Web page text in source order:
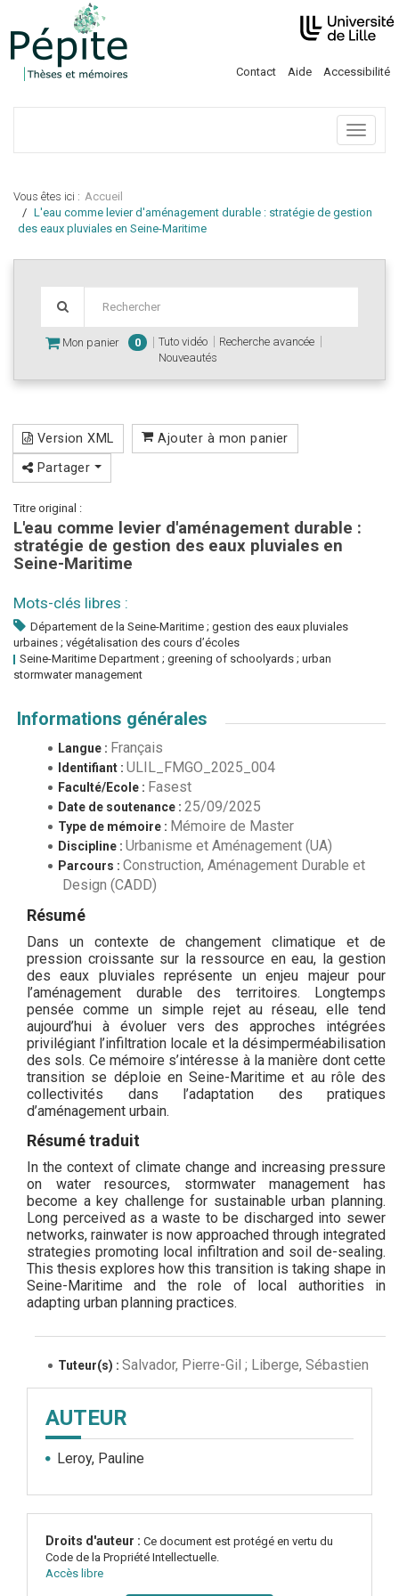
Contact Aide Accessibilité
Menu
Vous êtes ici : Accueil
L'eau comme levier d'aménagement durable : stratégie de gestion
des eaux pluviales en Seine-Maritime
Mon panier 0 Tuto vidéo
Recherche avancée
Nouveautés
Version XML Ajouter à mon panier
Partager
Titre original :
L'eau comme levier d'aménagement durable :
stratégie de gestion des eaux pluviales en
Seine-Maritime
Mots-clés libres :
Département de la Seine-Maritime ; gestion des eaux pluviales
urbaines ; végétalisation des cours d’écoles
Seine-Maritime Department ; greening of schoolyards ; urban
stormwater management
Informations générales
Langue : Français
Identifiant : ULIL_FMGO_2025_004
Faculté/Ecole : Fasest
Date de soutenance : 25/09/2025
Type de mémoire : Mémoire de Master
Discipline : Urbanisme et Aménagement (UA)
Parcours : Construction, Aménagement Durable et
Design (CADD)
Résumé
Dans un contexte de changement climatique et de
pression croissante sur la ressource en eau, la gestion
des eaux pluviales représente un enjeu majeur pour
l’aménagement durable des territoires. Longtemps
pensée comme un simple rejet au réseau, elle tend
aujourd’hui à évoluer vers des approches intégrées
privilégiant l’infiltration locale et la désimperméabilisation
des sols. Ce mémoire s’intéresse à la manière dont cette
transition se déploie en Seine-Maritime et au rôle des
collectivités dans l’adaptation des pratiques
d’aménagement urbain.
Résumé traduit
In the context of climate change and increasing pressure
on water resources, stormwater management has
become a key challenge for sustainable urban planning.
Long perceived as a waste to be discharged into sewer
networks, rainwater is now approached through integrated
strategies promoting local infiltration and soil de-sealing.
This thesis explores how this transition is taking shape in
Seine-Maritime and the role of local authorities in
adapting urban planning practices.
Tuteur(s) : Salvador, Pierre-Gil ; Liberge, Sébastien
AUTEUR
Leroy, Pauline
Droits d'auteur : Ce document est protégé en vertu du
Code de la Propriété Intellectuelle.
Accès libre